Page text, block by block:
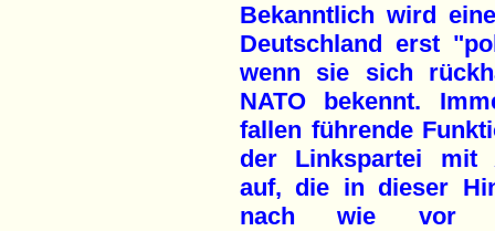
Bekanntlich wird
Deutschland erst
wenn sie sich
NATO bekennt.
fallen führende
der Linkspartei mit
auf, die in dieser
nach wie vor